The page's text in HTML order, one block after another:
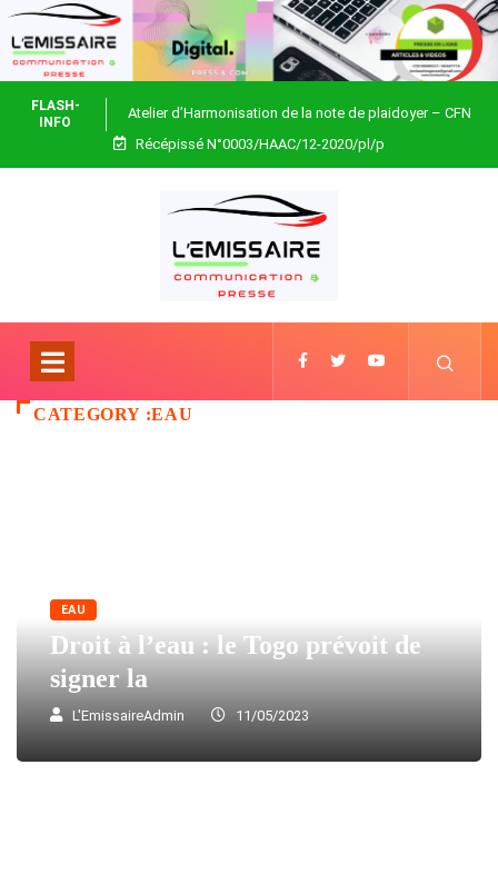
FLASH-
INFO
Atelier d’Harmonisation de la note de plaidoyer – CFN
Togo
Récépissé N°0003/HAAC/12-2020/pl/p
CATEGORY :EAU
EAU
Droit à l’eau : le Togo prévoit de
signer la
L'EmissaireAdmin 11/05/2023